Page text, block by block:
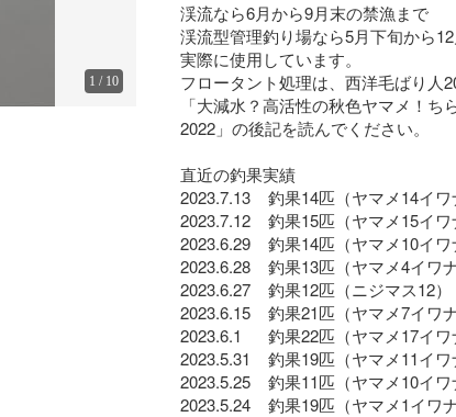
1 / 10
渓流なら6月から9月末の禁漁まで
渓流型管理釣り場なら5月下旬から
実際に使用しています。
フロータント処理は、西洋毛ばり人
「大減水？高活性の秋色ヤマメ！
2022」の後記を読んでください。
直近の釣果実績
2023.7.13    釣果14匹（ヤマメ14イ
2023.7.12    釣果15匹（ヤマメ15イ
2023.6.29    釣果14匹（ヤマメ10イ
2023.6.28    釣果13匹（ヤマメ4イワ
2023.6.27    釣果12匹（ニジマス12
2023.6.15    釣果21匹（ヤマメ7イワ
2023.6.1      釣果22匹（ヤマメ17イ
2023.5.31    釣果19匹（ヤマメ11イ
2023.5.25    釣果11匹（ヤマメ10イ
2023.5.24    釣果19匹（ヤマメ1イワ